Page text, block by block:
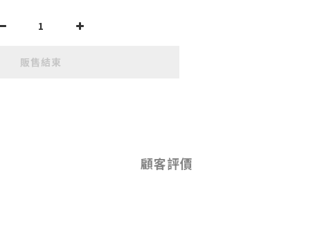
販售結束
顧客評價